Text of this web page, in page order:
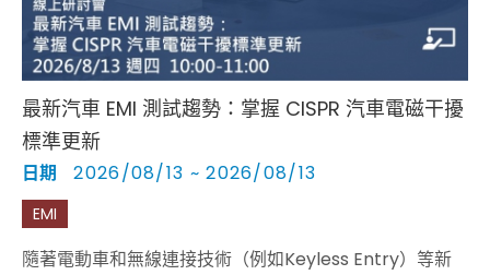
最新汽車 EMI 測試趨勢：掌握 CISPR 汽車電磁干擾
標準更新
日期 2026/08/13 ~ 2026/08/13
EMI
隨著電動車和無線連接技術（例如Keyless Entry）等新